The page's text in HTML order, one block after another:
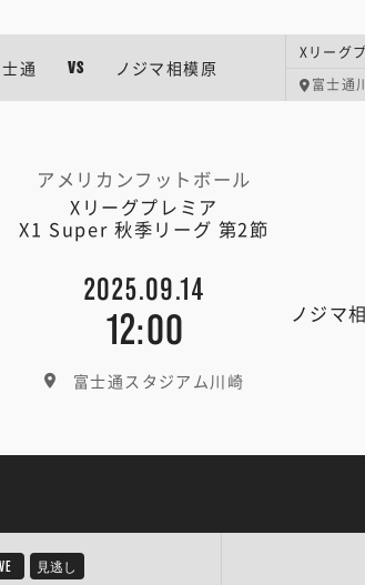
通 VS ノジマ相模原
富士通
アメリカンフットボール
Xリーグプレミア
X1 Super 秋季リーグ 第2節
2025.09.14
12:00 ノジマ
富士通スタジアム川崎
見逃し